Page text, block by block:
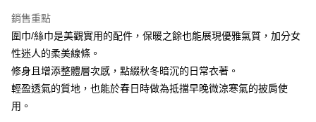
台灣樂天信用卡公司
運送方式
全家取貨付款
每筆NT$60，滿NT$1,000(含以上)免運費
付款後全家取貨
每筆NT$60，滿NT$1,000(含以上)免運費
銷售重點
圍巾/絲巾是美觀實用的配件，保暖之餘也能展現優雅氣質，加分女
性迷人的柔美線條。
修身且增添整體層次感，點綴秋冬暗沉的日常衣著。
輕盈透氣的質地，也能於春日時做為抵擋早晚微涼寒氣的披肩使
用。